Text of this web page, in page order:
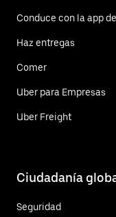
Conduce con la app
Haz entregas
Comer
Uber para Empresas
Uber Freight
Ciudadanía
Seguridad